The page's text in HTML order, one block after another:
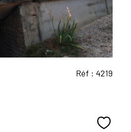
Réf : 4219